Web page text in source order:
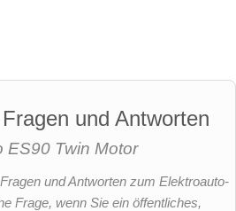
und Antworten
ES90 Twin Motor
und Antworten zum Elektroauto-
Frage, wenn Sie ein öffentliches,